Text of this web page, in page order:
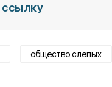
ссылку
общество слепых